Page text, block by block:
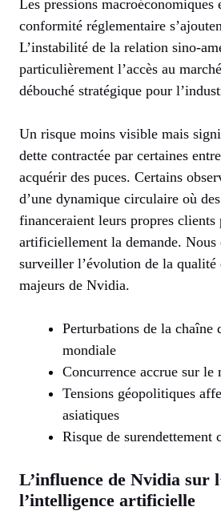
Les pressions macroéconomiques
conformité réglementaire
L’instabilité de la relation sino-
particulièrement l’accès au
débouché stratégique pour
Un risque moins visible mais
dette contractée par certaines
acquérir des puces. Certains
d’une dynamique circulaire où
financeraient leurs propres
artificiellement la demande. Nous
surveiller l’évolution de la qualité
majeurs de Nvidia.
Perturbations de la chaîne
mondiale
Concurrence accrue sur le
Tensions géopolitiques
asiatiques
Risque de surendettement
L’influence de Nvidia sur
l’intelligence artificielle